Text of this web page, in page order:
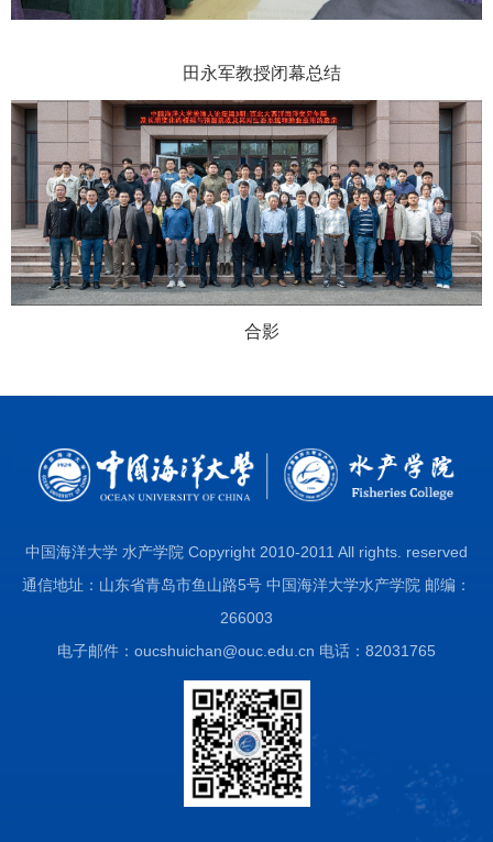
田永军教授闭幕总结
合影
中国海洋大学 水产学院 Copyright 2010-2011 All rights. reserved
通信地址：山东省青岛市鱼山路5号 中国海洋大学水产学院 邮编：
266003
电子邮件：oucshuichan@ouc.edu.cn 电话：82031765